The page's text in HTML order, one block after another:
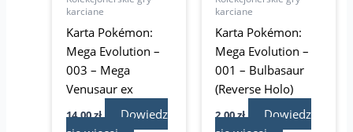
karciane
Karta Pokémon:
Mega Evolution –
003 – Mega
Venusaur ex
14,00zł
Dowiedz
karciane
Karta Pokémon:
Mega Evolution –
001 – Bulbasaur
(Reverse Holo)
2,00zł
Dowiedz